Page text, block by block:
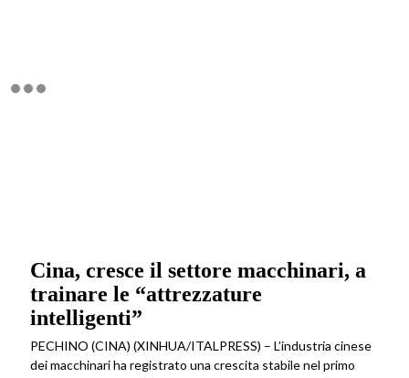
Cina, cresce il settore macchinari, a
trainare le “attrezzature
intelligenti”
PECHINO (CINA) (XINHUA/ITALPRESS) – L’industria cinese
dei macchinari ha registrato una crescita stabile nel primo